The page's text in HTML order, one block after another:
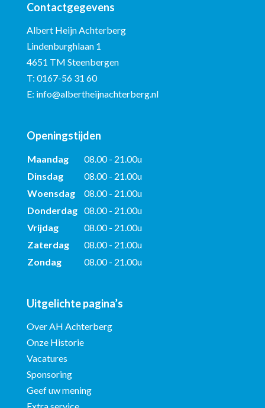
Contactgegevens
Albert Heijn Achterberg
Lindenburghlaan 1
4651 TM Steenbergen
T: 0167-56 31 60
E: info@albertheijnachterberg.nl
Openingstijden
Maandag
08.00 - 21.00u
Dinsdag
08.00 - 21.00u
Woensdag
08.00 - 21.00u
Donderdag 08.00 - 21.00u
Vrijdag
08.00 - 21.00u
Zaterdag
08.00 - 21.00u
Zondag
08.00 - 21.00u
Uitgelichte pagina’s
Over AH Achterberg
Onze Historie
Vacatures
Sponsoring
Geef uw mening